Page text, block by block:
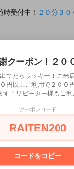
時受付中！ ２０分３０
学校 夏制服表面.jlb
学校 夏制服表面.pdf
学校 夏制服裏面.jlb
学校 夏制服裏面.pdf
小物類■
コ耳などの小物類（
イツなど（500円よ
クーポン！２０
てたらラッキー！ご来
円以上ご利用で２００
す！リピーター様もご利
クーポンコード
RAITEN200
コードをコピー